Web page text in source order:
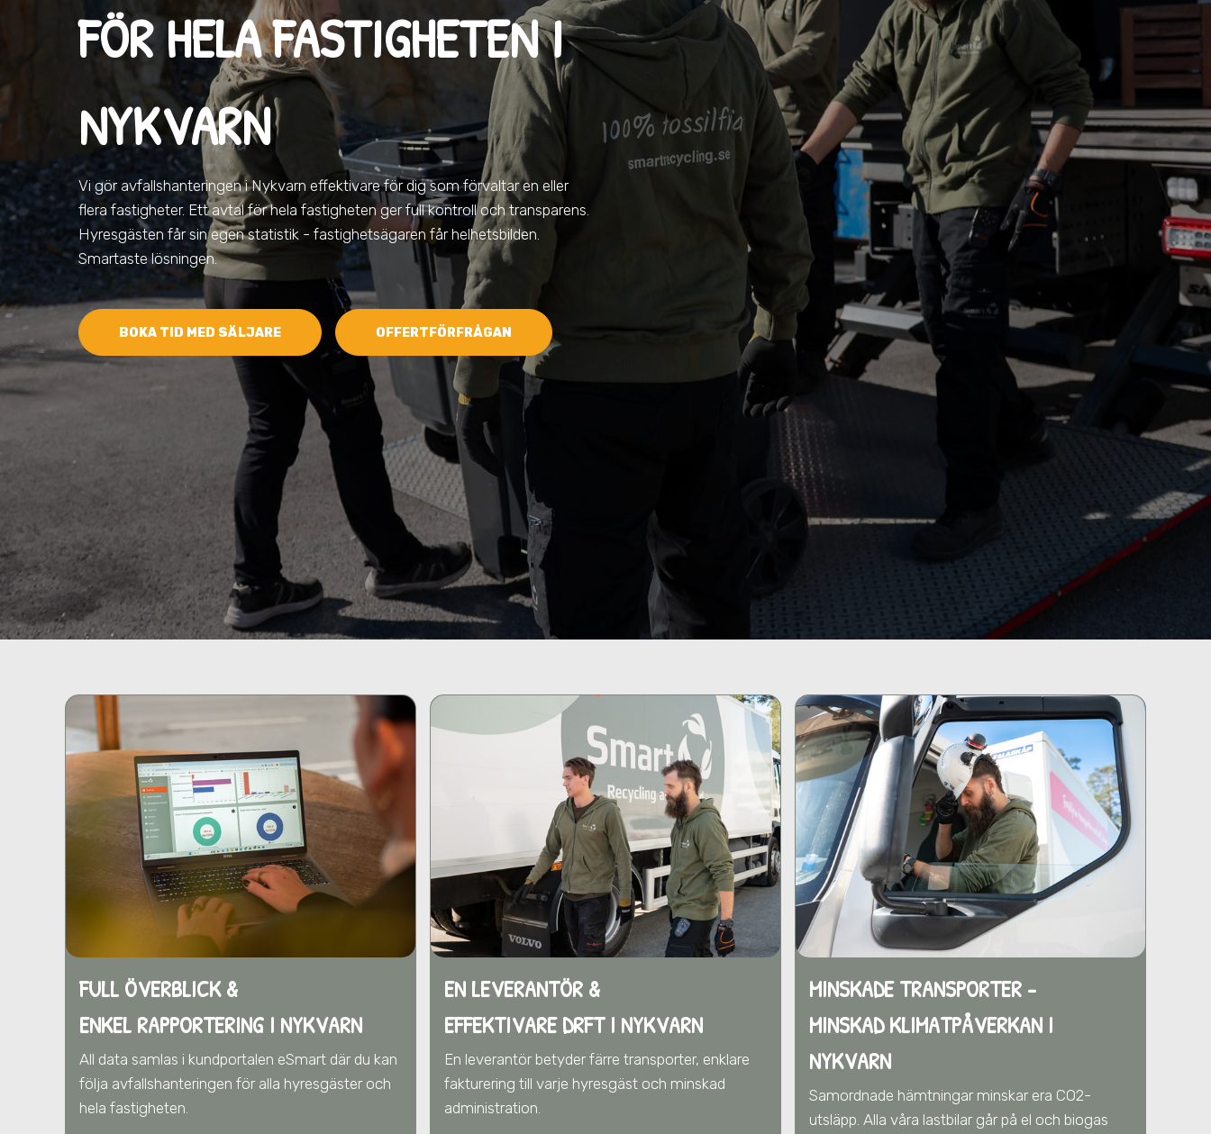
FÖR HELA FASTIGHETEN I
NYKVARN
Vi gör avfallshanteringeni Nykvarn effektivare för dig som förvaltar en eller
flera fastigheter. Ett avtal för hela fastigheten ger full kontroll och transparens.
Hyresgästen får sin egen statistik - fastighetsägaren får helhetsbilden.
Smartaste lösningen.
BOKA TID MED SÄLJARE OFFERTFÖRFRÅGAN
FULL ÖVERBLICK &
ENKEL RAPPORTERING I NYKVARN
All data samlas i kundportalen eSmart där du kan
följa avfallshanteringen för alla hyresgäster och
hela fastigheten.
EN LEVERANTÖR &
EFFEKTIVARE DRFT I NYKVARN
En leverantör betyder färre transporter, enklare
fakturering till varje hyresgäst och minskad
administration.
MINSKADE TRANSPORTER -
MINSKAD KLIMATPÅVERKAN I
NYKVARN
Samordnade hämtningar minskar era CO2-
utsläpp. Alla våra lastbilar går på el och biogas